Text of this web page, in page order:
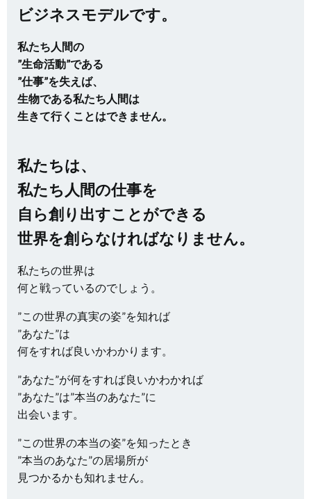
ビジネスモデルです。
私たち人間の
”生命活動”である
”仕事”を失えば、
生物である私たち人間は
生きて行くことはできません。
私たちは、
私たち人間の仕事を
自ら創り出すことができる
世界を創らなければなりません。
私たちの世界は
何と戦っているのでしょう。
”この世界の真実の姿”を知れば
”あなた”は
何をすれば良いかわかります。
”あなた”が何をすれば良いかわかれば
”あなた”は”本当のあなた”に
出会います。
”この世界の本当の姿”を知ったとき
”本当のあなた”の居場所が
見つかるかも知れません。